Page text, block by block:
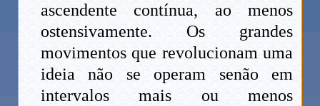
ascendente contínua, ao menos
ostensivamente. Os grandes
movimentos que revolucionam uma
ideia não se operam senão em
intervalos mais ou menos